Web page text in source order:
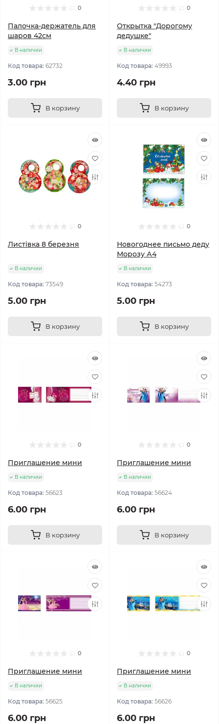
0
Палочка-держатель для
шаров 42см
В наличии
Код товара: 62732
3.00 грн
В корзину
0
Открытка "Дорогому
дедушке"
В наличии
Код товара: 49993
4.40 грн
В корзину
0
Листівка 8 березня
В наличии
Код товара: 73549
5.00 грн
В корзину
0
Новогоднее письмо деду
Морозу А4
В наличии
Код товара: 54273
5.00 грн
В корзину
0
Приглашение мини
В наличии
Код товара: 56623
6.00 грн
В корзину
0
Приглашение мини
В наличии
Код товара: 56624
6.00 грн
В корзину
0
Приглашение мини
В наличии
Код товара: 56625
6.00 грн
0
Приглашение мини
В наличии
Код товара: 56626
6.00 грн